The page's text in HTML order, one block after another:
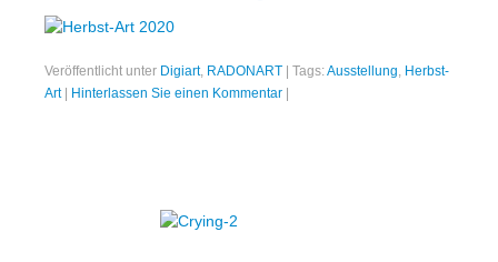
Veröffentlicht unter Digiart, RADONART Tags:Ausstellung, Herbst-
Art
Hinterlassen Sie einen Kommentar